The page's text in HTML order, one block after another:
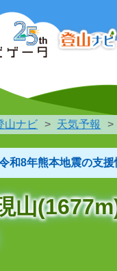
山ナビ 天気予報
和8年熊本地震の支
山